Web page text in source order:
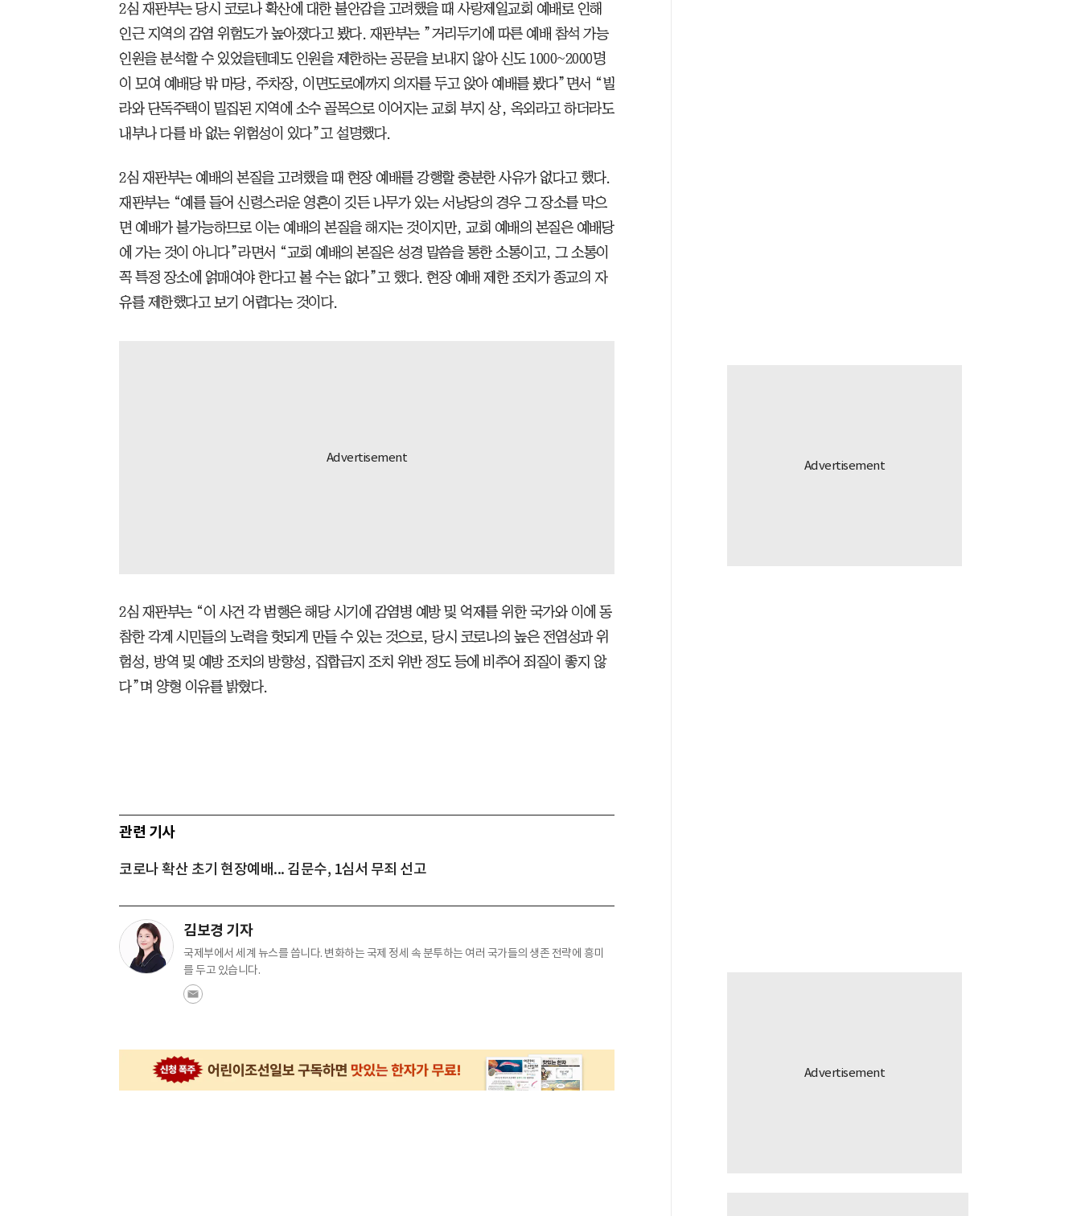
2심 재판부는 당시 코로나 확산에 대한 불안감을 고려했을 때 사랑제일교회 예배로 인해
인근 지역의 감염 위험도가 높아졌다고 봤다. 재판부는 ”거리두기에 따른 예배 참석 가능
인원을 분석할 수 있었을텐데도 인원을 제한하는 공문을 보내지 않아 신도 1000~2000명
이 모여 예배당 밖 마당, 주차장, 이면도로에까지 의자를 두고 앉아 예배를 봤다”면서 “빌
라와 단독주택이 밀집된 지역에 소수 골목으로 이어지는 교회 부지 상, 옥외라고 하더라도
내부나 다를 바 없는 위험성이 있다”고 설명했다.
2심 재판부는 예배의 본질을 고려했을 때 현장 예배를 강행할 충분한 사유가 없다고 했다.
재판부는 “예를 들어 신령스러운 영혼이 깃든 나무가 있는 서낭당의 경우 그 장소를 막으
면 예배가 불가능하므로 이는 예배의 본질을 해지는 것이지만, 교회 예배의 본질은 예배당
에 가는 것이 아니다”라면서 “교회 예배의 본질은 성경 말씀을 통한 소통이고, 그 소통이
꼭 특정 장소에 얽매여야 한다고 볼 수는 없다”고 했다. 현장 예배 제한 조치가 종교의 자
유를 제한했다고 보기 어렵다는 것이다.
2심 재판부는 “이 사건 각 범행은 해당 시기에 감염병 예방 및 억제를 위한 국가와 이에 동
참한 각계 시민들의 노력을 헛되게 만들 수 있는 것으로, 당시 코로나의 높은 전염성과 위
험성, 방역 및 예방 조치의 방향성, 집합금지 조치 위반 정도 등에 비추어 죄질이 좋지 않
다”며 양형 이유를 밝혔다.
관련 기사
코로나 확산 초기 현장예배... 김문수, 1심서 무죄 선고
김보경 기자
국제부에서 세계 뉴스를 씁니다. 변화하는 국제 정세 속 분투하는 여러 국가들의 생존 전략에 흥미
를 두고 있습니다.